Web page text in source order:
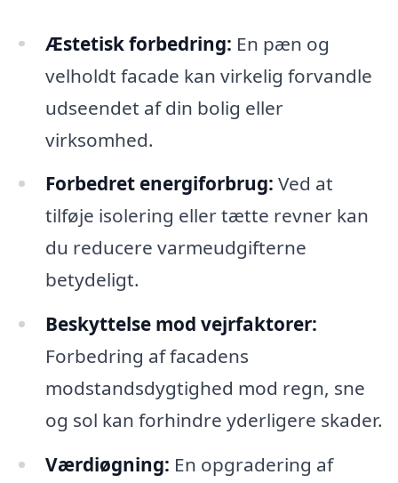
Æstetisk forbedring: En pæn og
velholdt facade kan virkelig forvandle
udseendet af din bolig eller
virksomhed.
Forbedret energiforbrug: Ved at
tilføje isolering eller tætte revner kan
du reducere varmeudgifterne
betydeligt.
Beskyttelse mod vejrfaktorer:
Forbedring af facadens
modstandsdygtighed mod regn, sne
og sol kan forhindre yderligere skader.
Værdiøgning: En opgradering af